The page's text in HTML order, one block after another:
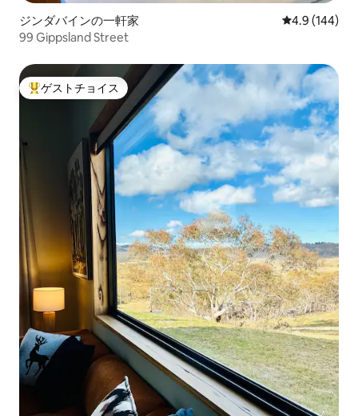
ジンダバインの一軒家 レビュー144
4.9 (144)
99 Gippsland Street
大好評のゲストチョイスです。
ゲストチョイス